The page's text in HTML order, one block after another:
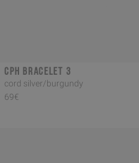
CPH BRACELET 3
cord silver/burgundy
69€